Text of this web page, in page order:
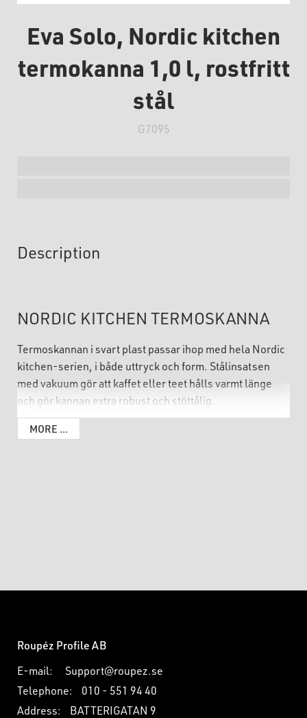
Eva Solo, Nordic kitchen
termokanna 1,0 l, rostfritt
stål
G7095
Description
NORDIC KITCHEN TERMOSKANNA
Termoskannan i svart plast passar ihop med hela Nordic
kitchen-serien, i både uttryck och form. Stålinsatsen
med vakuum gör att kaffet eller teet hålls varmt länge
och gör kannan extra robust och stöttålig.
Termoskannans unika handtag i ek med rundade kanter
MORE ...
Roupéz Profile AB
E-mail:
Support@roupez.se
Telephone:
010 - 551 94 40
Address:
BATTERIGATAN 9